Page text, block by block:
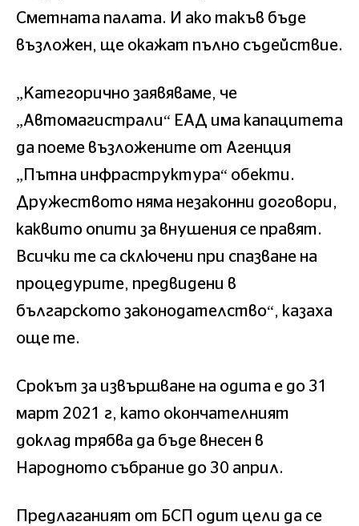
Сметната палата. И ако такъв бъде
възложен, ще окажат пълно съдействие.
„Категорично заявяваме, че
„Автомагистрали“ ЕАД има капацитета
да поеме възложените от Агенция
„Пътна инфраструктура“ обекти.
Дружеството няма незаконни договори,
каквито опити за внушения се правят.
Всички те са сключени при спазване на
процедурите, предвидени в
българското законодателство“, казаха
още те.
Срокът за извършване на одита е до 31
март 2021 г, като окончателният
доклад трябва да бъде внесен в
Народното събрание до 30 април.
Предлаганият от БСП одит цели да се